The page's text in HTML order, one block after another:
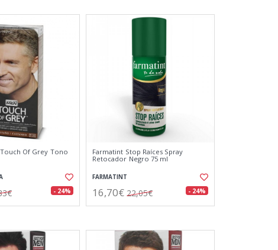
Of Grey Tono
- 24%
Farmatint Stop Raíces Spray
Retocador Negro 75 ml
FARMATINT
16,70€ 22,05€ - 24%